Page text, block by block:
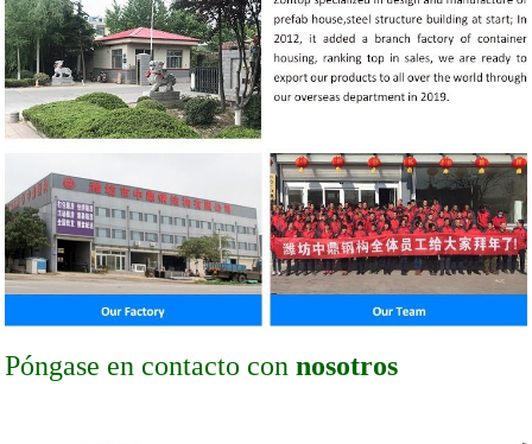
Póngase en contacto con nosotros